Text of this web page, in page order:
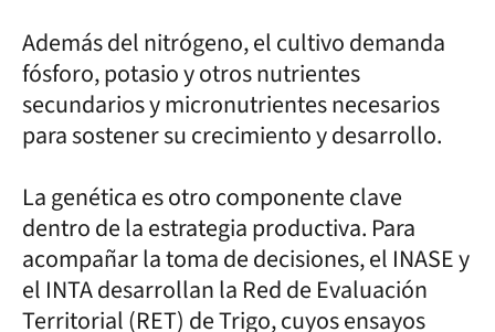
Además del nitrógeno, el cultivo demanda
fósforo, potasio y otros nutrientes
secundarios y micronutrientes necesarios
para sostener su crecimiento y desarrollo.
La genética es otro componente clave
dentro de la estrategia productiva. Para
acompañar la toma de decisiones, el INASE y
el INTA desarrollan la Red de Evaluación
Territorial (RET) de Trigo, cuyos ensayos